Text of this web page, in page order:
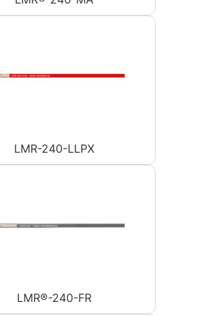
LMR-240-LLPX
LMR®-240-FR